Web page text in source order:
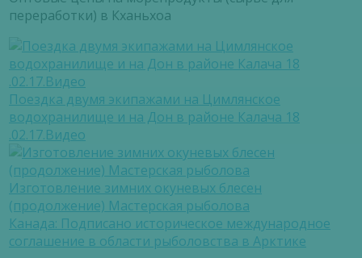
переработки) в Кханьхоа
Поездка двумя экипажами на Цимлянское
водохранилище и на Дон в районе Калача 18
.02.17.Видео
Изготовление зимних окуневых блесен
(продолжение) Мастерская рыболова
Канада: Подписано историческое международное
соглашение в области рыболовства в Арктике